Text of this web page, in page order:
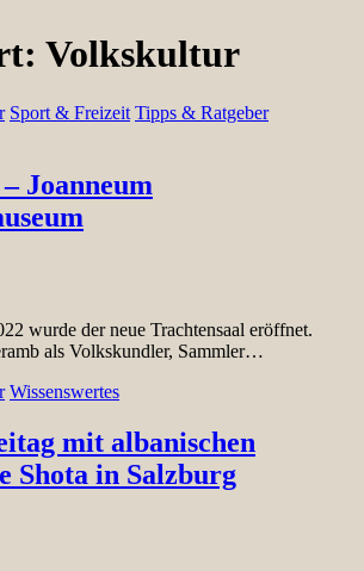
Volkskultur
Sport & Freizeit Tipps & Ratgeber
Joanneum
wurde der neue Trachtensaal eröffnet.
als Volkskundler, Sammler…
Wissenswertes
mit albanischen
Shota in Salzburg